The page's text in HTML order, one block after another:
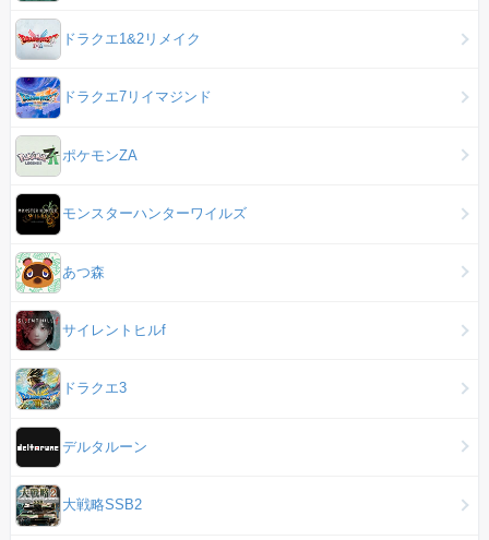
ドラクエ1&2リメイク
ドラクエ7リイマジンド
ポケモンZA
モンスターハンターワイルズ
あつ森
サイレントヒルf
ドラクエ3
デルタルーン
大戦略SSB2